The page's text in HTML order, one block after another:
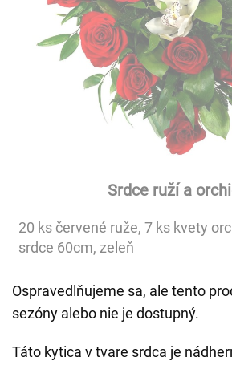
Srdce ruží a
20 ks červené ruže, 7 ks kvety
srdce 60cm, zeleň
Ospravedlňujeme sa, ale tento
sezóny alebo nie je dostupný.
Táto kytica v tvare srdca je